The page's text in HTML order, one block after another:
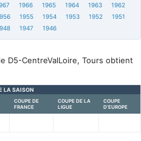
1966 1965 1964 1963
1962
1955 1954 1953 1952
1951
1947 1946
D5-CentreValLoire, Tours obtient
LA SAISON
COUPE DE
FRANCE
COUPE DE LA
LIGUE
COUPE
D'EUROPE